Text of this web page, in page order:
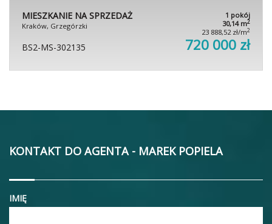
MIESZKANIE NA SPRZEDAŻ
Kraków, Grzegórzki
1 pokój
30,14 m2
23 888,52 zł/m2
BS2-MS-302135 720 000 zł
KONTAKT DO AGENTA - MAREK POPIELA
IMIĘ